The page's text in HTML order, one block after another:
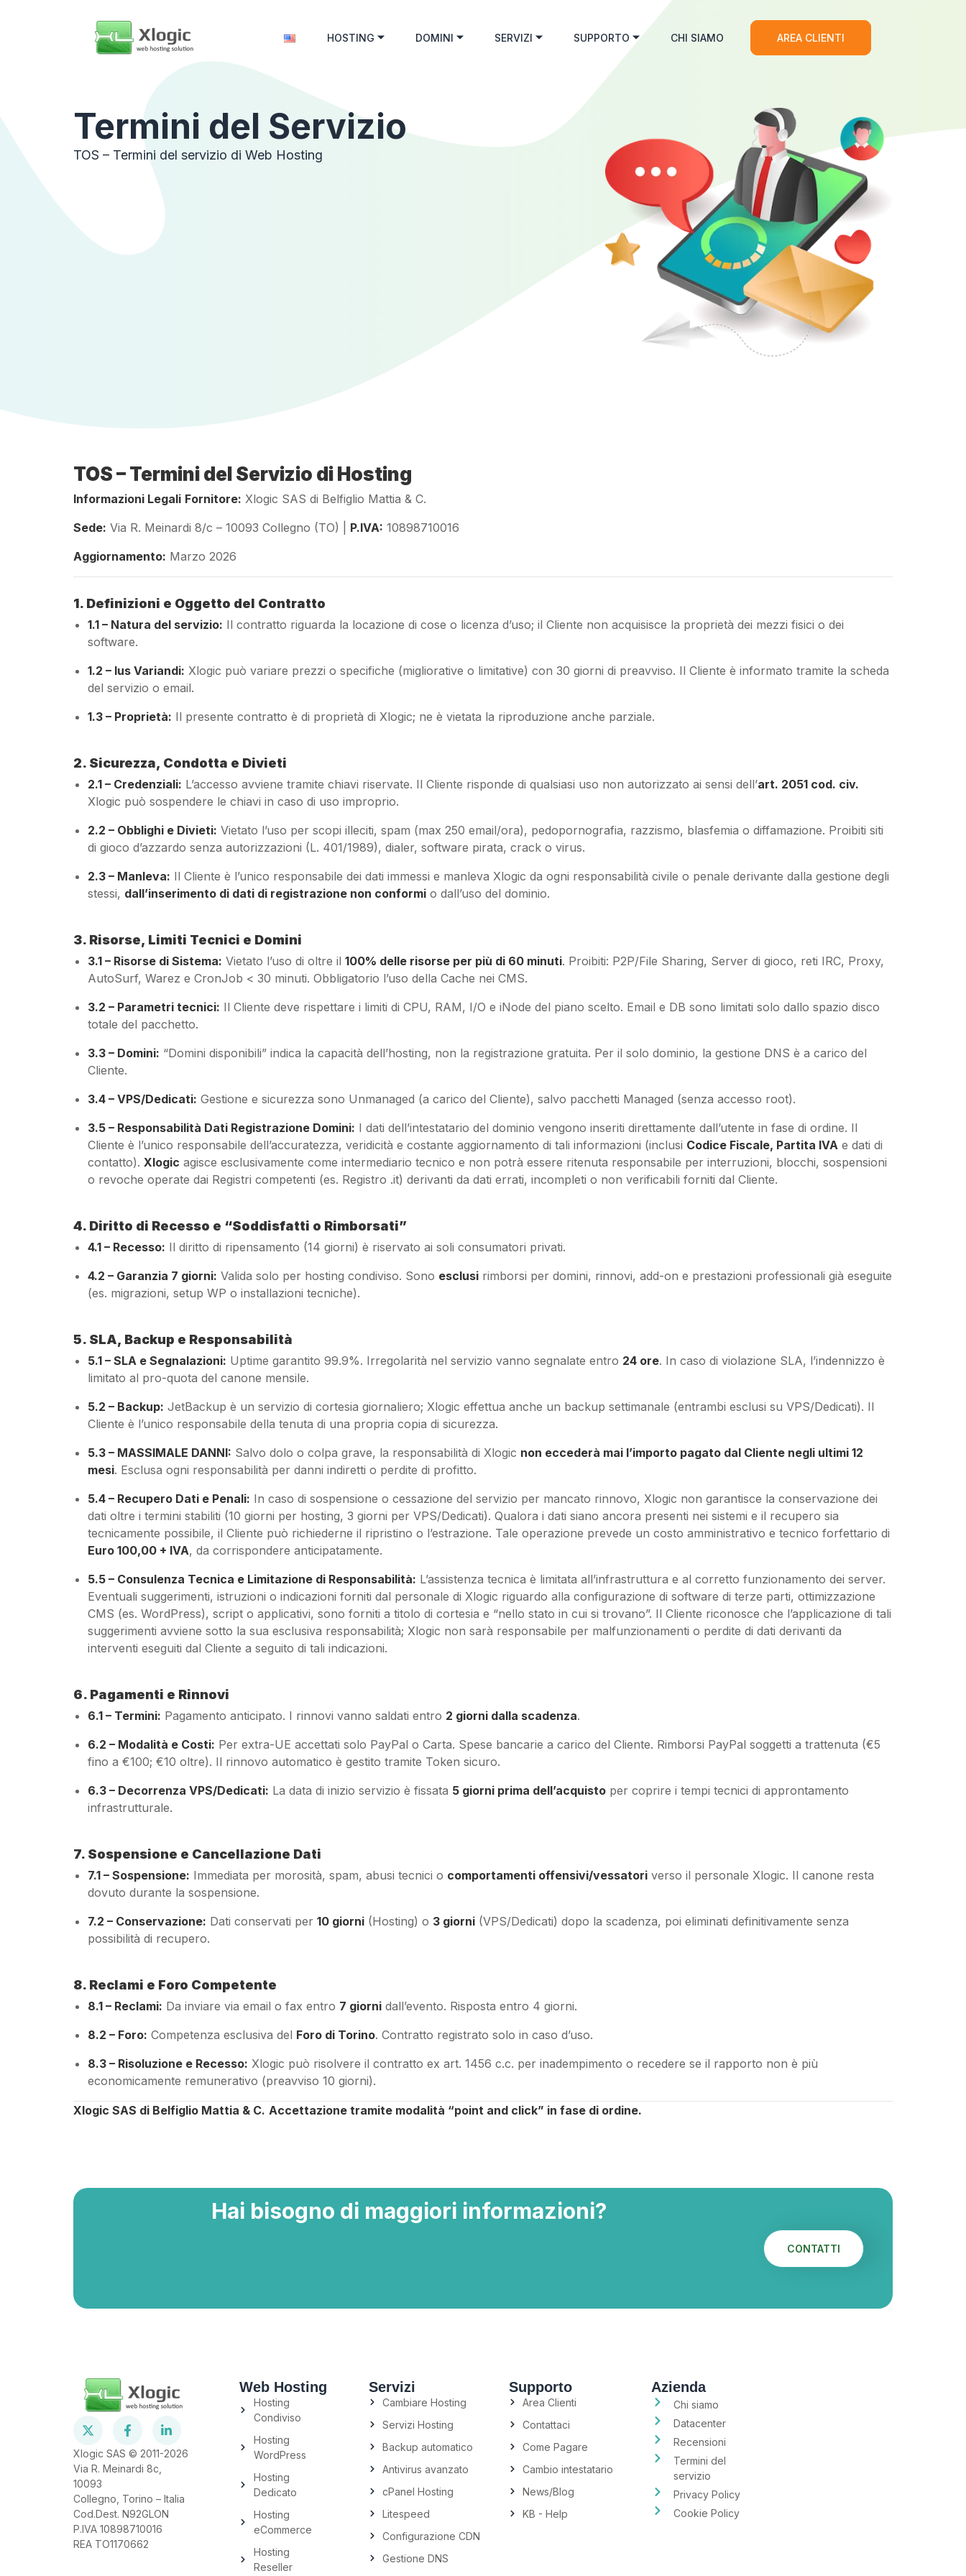
HOSTING DOMINI SERVIZI SUPPORTO CHI SIAMO AREA CLIENTI
Termini del Servizio
TOS – Termini del servizio di Web Hosting
TOS – Termini del Servizio di Hosting
Informazioni Legali Fornitore: Xlogic SAS di Belfiglio Mattia & C.
Sede: Via R. Meinardi 8/c – 10093 Collegno (TO) | P.IVA: 10898710016
Aggiornamento: Marzo 2026
1. Definizioni e Oggetto del Contratto
1.1 – Natura del servizio: Il contratto riguarda la locazione di cose o licenza d’uso; il Cliente non acquisisce la proprietà dei mezzi fisici o dei
software.
1.2 – Ius Variandi: Xlogic può variare prezzi o specifiche (migliorative o limitative) con 30 giorni di preavviso. Il Cliente è informato tramite la scheda
del servizio o email.
1.3 – Proprietà: Il presente contratto è di proprietà di Xlogic; ne è vietata la riproduzione anche parziale.
2. Sicurezza, Condotta e Divieti
2.1 – Credenziali: L’accesso avviene tramite chiavi riservate. Il Cliente risponde di qualsiasi uso non autorizzato ai sensi dell’art. 2051 cod. civ.
Xlogic può sospendere le chiavi in caso di uso improprio.
2.2 – Obblighi e Divieti: Vietato l’uso per scopi illeciti, spam (max 250 email/ora), pedopornografia, razzismo, blasfemia o diffamazione. Proibiti siti
di gioco d’azzardo senza autorizzazioni (L. 401/1989), dialer, software pirata, crack o virus.
2.3 – Manleva: Il Cliente è l’unico responsabile dei dati immessi e manleva Xlogic da ogni responsabilità civile o penale derivante dalla gestione degli
stessi, dall’inserimento di dati di registrazione non conformi o dall’uso del dominio.
3. Risorse, Limiti Tecnici e Domini
3.1 – Risorse di Sistema: Vietato l’uso di oltre il 100% delle risorse per più di 60 minuti. Proibiti: P2P/File Sharing, Server di gioco, reti IRC, Proxy,
AutoSurf, Warez e CronJob < 30 minuti. Obbligatorio l’uso della Cache nei CMS.
3.2 – Parametri tecnici: Il Cliente deve rispettare i limiti di CPU, RAM, I/O e iNode del piano scelto. Email e DB sono limitati solo dallo spazio disco
totale del pacchetto.
3.3 – Domini: “Domini disponibili” indica la capacità dell’hosting, non la registrazione gratuita. Per il solo dominio, la gestione DNS è a carico del
Cliente.
3.4 – VPS/Dedicati: Gestione e sicurezza sono Unmanaged (a carico del Cliente), salvo pacchetti Managed (senza accesso root).
3.5 – Responsabilità Dati Registrazione Domini: I dati dell’intestatario del dominio vengono inseriti direttamente dall’utente in fase di ordine. Il
Cliente è l’unico responsabile dell’accuratezza, veridicità e costante aggiornamento di tali informazioni (inclusi Codice Fiscale, Partita IVA e dati di
contatto). Xlogic agisce esclusivamente come intermediario tecnico e non potrà essere ritenuta responsabile per interruzioni, blocchi, sospensioni
o revoche operate dai Registri competenti (es. Registro .it) derivanti da dati errati, incompleti o non verificabili forniti dal Cliente.
4. Diritto di Recesso e “Soddisfatti o Rimborsati”
4.1 – Recesso: Il diritto di ripensamento (14 giorni) è riservato ai soli consumatori privati.
4.2 – Garanzia 7 giorni: Valida solo per hosting condiviso. Sono esclusi rimborsi per domini, rinnovi, add-on e prestazioni professionali già eseguite
(es. migrazioni, setup WP o installazioni tecniche).
5. SLA, Backup e Responsabilità
5.1 – SLA e Segnalazioni: Uptime garantito 99.9%. Irregolarità nel servizio vanno segnalate entro 24 ore. In caso di violazione SLA, l’indennizzo è
limitato al pro-quota del canone mensile.
5.2 – Backup: JetBackup è un servizio di cortesia giornaliero; Xlogic effettua anche un backup settimanale (entrambi esclusi su VPS/Dedicati). Il
Cliente è l’unico responsabile della tenuta di una propria copia di sicurezza.
5.3 – MASSIMALE DANNI: Salvo dolo o colpa grave, la responsabilità di Xlogic non eccederà mai l’importo pagato dal Cliente negli ultimi 12
mesi. Esclusa ogni responsabilità per danni indiretti o perdite di profitto.
5.4 – Recupero Dati e Penali: In caso di sospensione o cessazione del servizio per mancato rinnovo, Xlogic non garantisce la conservazione dei
dati oltre i termini stabiliti (10 giorni per hosting, 3 giorni per VPS/Dedicati). Qualora i dati siano ancora presenti nei sistemi e il recupero sia
tecnicamente possibile, il Cliente può richiederne il ripristino o l’estrazione. Tale operazione prevede un costo amministrativo e tecnico forfettario di
Euro 100,00 + IVA, da corrispondere anticipatamente.
5.5 – Consulenza Tecnica e Limitazione di Responsabilità: L’assistenza tecnica è limitata all’infrastruttura e al corretto funzionamento dei server.
Eventuali suggerimenti, istruzioni o indicazioni forniti dal personale di Xlogic riguardo alla configurazione di software di terze parti, ottimizzazione
CMS (es. WordPress), script o applicativi, sono forniti a titolo di cortesia e “nello stato in cui si trovano”. Il Cliente riconosce che l’applicazione di tali
suggerimenti avviene sotto la sua esclusiva responsabilità; Xlogic non sarà responsabile per malfunzionamenti o perdite di dati derivanti da
interventi eseguiti dal Cliente a seguito di tali indicazioni.
6. Pagamenti e Rinnovi
6.1 – Termini: Pagamento anticipato. I rinnovi vanno saldati entro 2 giorni dalla scadenza.
6.2 – Modalità e Costi: Per extra-UE accettati solo PayPal o Carta. Spese bancarie a carico del Cliente. Rimborsi PayPal soggetti a trattenuta (€5
fino a €100; €10 oltre). Il rinnovo automatico è gestito tramite Token sicuro.
6.3 – Decorrenza VPS/Dedicati: La data di inizio servizio è fissata 5 giorni prima dell’acquisto per coprire i tempi tecnici di approntamento
infrastrutturale.
7. Sospensione e Cancellazione Dati
7.1 – Sospensione: Immediata per morosità, spam, abusi tecnici o comportamenti offensivi/vessatori verso il personale Xlogic. Il canone resta
dovuto durante la sospensione.
7.2 – Conservazione: Dati conservati per 10 giorni (Hosting) o 3 giorni (VPS/Dedicati) dopo la scadenza, poi eliminati definitivamente senza
possibilità di recupero.
8. Reclami e Foro Competente
8.1 – Reclami: Da inviare via email o fax entro 7 giorni dall’evento. Risposta entro 4 giorni.
8.2 – Foro: Competenza esclusiva del Foro di Torino. Contratto registrato solo in caso d’uso.
8.3 – Risoluzione e Recesso: Xlogic può risolvere il contratto ex art. 1456 c.c. per inadempimento o recedere se il rapporto non è più
economicamente remunerativo (preavviso 10 giorni).
Xlogic SAS di Belfiglio Mattia & C. Accettazione tramite modalità “point and click” in fase di ordine.
Hai bisogno di maggiori informazioni?
CONTATTI
Xlogic SAS © 2011-2026
Via R. Meinardi 8c,
10093
Collegno, Torino – Italia
Cod.Dest. N92GLON
P.IVA 10898710016
REA TO1170662
Web Hosting
Hosting
Condiviso
Hosting
WordPress
Hosting
Dedicato
Hosting
eCommerce
Hosting
Reseller
Servizi
Cambiare Hosting
Servizi Hosting
Backup automatico
Antivirus avanzato
cPanel Hosting
Litespeed
Configurazione CDN
Gestione DNS
Supporto
Area Clienti
Contattaci
Come Pagare
Cambio intestatario
News/Blog
KB - Help
Azienda
Chi siamo
Datacenter
Recensioni
Termini del
servizio
Privacy Policy
Cookie Policy